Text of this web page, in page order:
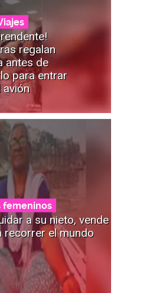
regalan
antes de
para entrar
avión
femeninos
a su nieto, vende
recorrer el mundo